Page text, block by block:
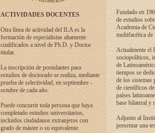
ACTIVIDADES DOCENTES
Otra línea de actividad del ILA es la
formación de especialistas altamente
cualificados a nivel de Ph.D. y Doctor
titular.
La inscripción de postulantes para
estudios de doctorado se realiza, mediante
prueba de selectividad, en septiembre -
octubre de cada año.
Puede concurrir toda persona que haya
completado estudios universitarios,
incluidos ciudadanos extranjeros con
grado de máster o su equivalente.
Fundado en
de estudios
Academia de
multifacética de
Actualmente el
sociopolíticos,
de
tiempos se
de los sistemas
de científicos
países
base bilateral y
Adjunto al
presentar una